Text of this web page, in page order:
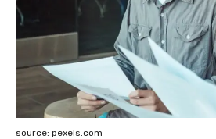
source: pexels.com